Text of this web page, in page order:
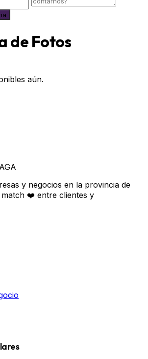
de Fotos
aún.
y negocios en la provincia de
match ❤️ entre clientes y